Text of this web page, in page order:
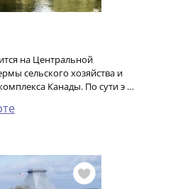
на Центральной
сельского хозяйства и
Канады. По сути э …